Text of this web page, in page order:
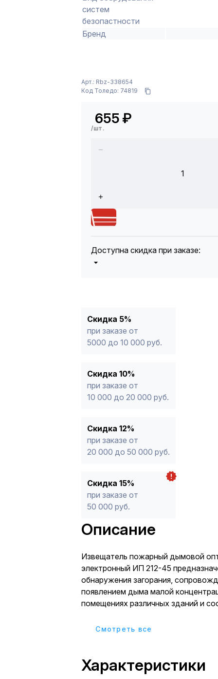
систем
безопастности
Бренд
Арт.: Rbz-338654
Код Толедо: 74819
655 ₽
/шт.
1
Доступна скидка при заказе:
* -Для заказов, состоящих
продукции, максимальная скидка
Скидка 5%
при заказе от
5000 до 10 000 руб.
Скидка 10%
при заказе от
10 000 до 20 000 руб.
Скидка 12%
при заказе от
20 000 до 50 000 руб.
Скидка 15%
при заказе от
50 000 руб.
Описание
Извещатель пожарный дымовой
электронный ИП 212-45
обнаружения загорания,
появлением дыма малой
помещениях различных зданий и
осуществляется по
извещателя. Извещатель не
температуры, влажности, на
Cмотреть все
Характеристики